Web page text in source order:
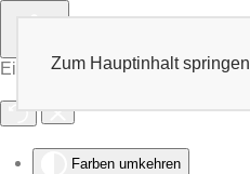
Eingabehilfen öffnen
Farben umkehren
Zum Hauptinhalt springen